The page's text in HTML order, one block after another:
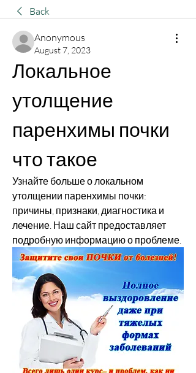
Back
Anonymous
August 7, 2023
Локальное
утолщение
паренхимы почки
что такое
Узнайте больше о локальном
утолщении паренхимы почки:
причины, признаки, диагностика и
лечение. Наш сайт предоставляет
подробную информацию о проблеме.